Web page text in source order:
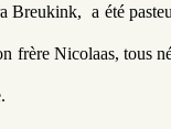
Breukink,  a été
frère Nicolaas, tous